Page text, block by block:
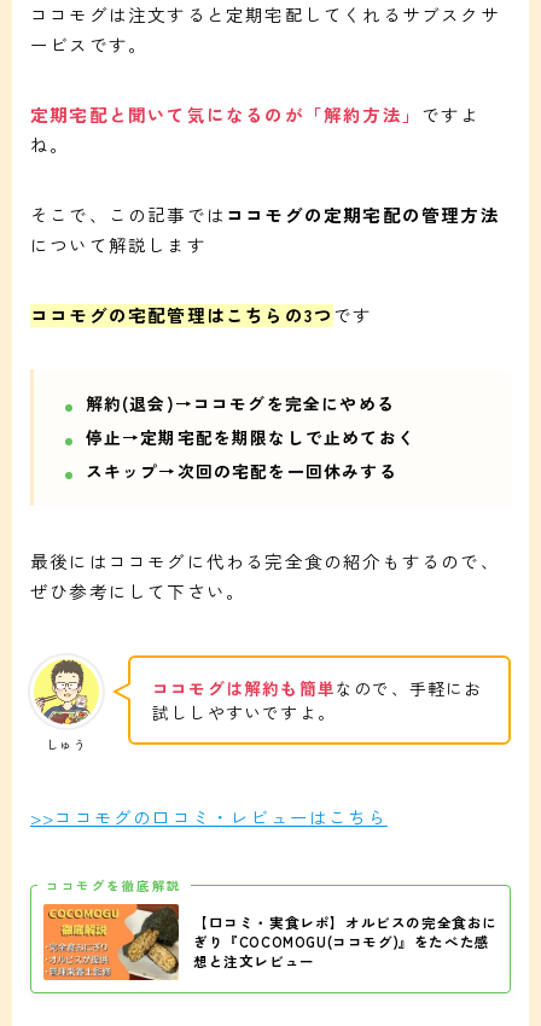
ココモグは注文すると定期宅配してくれるサブスクサ
ービスです。
定期宅配と聞いて気になるのが「解約方法」 ですよ
ね。
そこで、この記事では ココモグの定期宅配の管理方法
について解説します
ココモグの宅配管理はこちらの3つです
解約(退会)→ココモグを完全にやめる
停止→定期宅配を期限なしで止めておく
スキップ→次回の宅配を一回休みする
最後にはココモグに代わる完全食の紹介もするので、
ぜひ参考にして下さい。
しゅう
ココモグは解約も簡単なので、手軽にお
試ししやすいですよ。
>>ココモグの口コミ・レビューはこちら
ココモグを徹底解説
【口コミ・実食レポ】オルビスの完全食おに
ぎり『COCOMOGU(ココモグ)』をたべた感
想と注文レビュー